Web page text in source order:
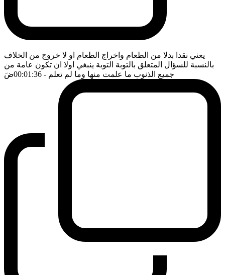
يعني نقدا بدلا من الطعام واخراج الطعام او لا خروج من الخلاف
بالنسبة للسؤال المتعلق بالتوبة التوبة ينبغي اولا ان تكون عامة من
جميع الذنوب ما علمت منها وما لم تعلم - 00:01:36 ضَ